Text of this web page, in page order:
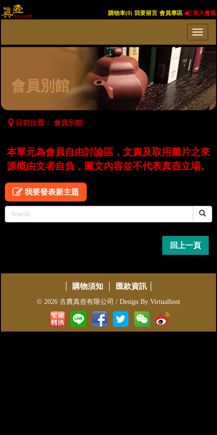
購物車(0) 我要留言 會員專區 加入會員
會員別館
目前位置：會員別館
本單元為會員自由討論區，文責及取用圖片之來
源概由文者自負，圖文內容並不代表真壺立場。
我要發表新主題
回上一頁
購物須知 匯款資訊
© 2026 古農真壺有限公司 / Design By Virtualhost